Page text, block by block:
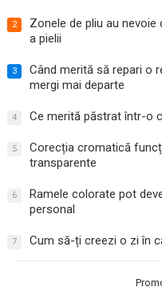
2
Zonele de pliu au
a pielii
3
Când merită să repari o
mergi mai departe
4 Ce merită păstrat într-o
5
Corecția cromatică
transparente
6
Ramele colorate pot
personal
7 Cum să-ți creezi o zi în